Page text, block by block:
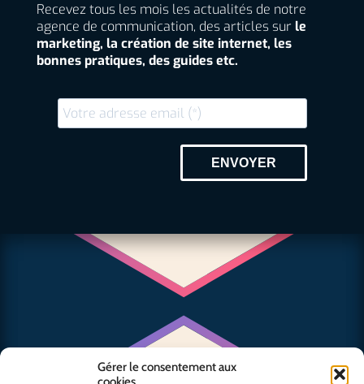
Gérer le consentement aux
Recevez tous les mois les actualités de notre
agence de communication, des articles sur le
marketing, la création de site internet, les
bonnes pratiques, des guides etc.
ENVOYER